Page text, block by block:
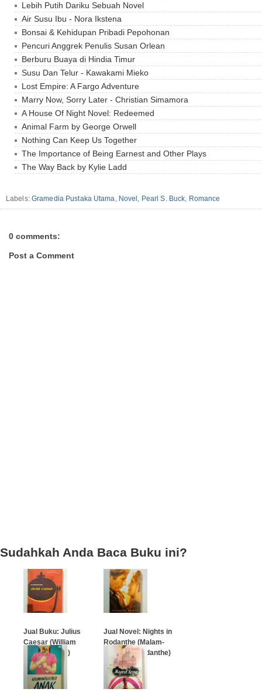
Lebih Putih Dariku Sebuah Novel
Air Susu Ibu - Nora Ikstena
Bonsai & Kehidupan Pribadi Pepohonan
Pencuri Anggrek Penulis Susan Orlean
Berburu Buaya di Hindia Timur
Susu Dan Telur - Kawakami Mieko
Lost Empire: A Fargo Adventure
Marry Now, Sorry Later - Christian Simamora
A House Of Night Novel: Redeemed
Animal Farm by George Orwell
Nothing Can Keep Us Together
The Importance of Being Earnest and Other Plays
The Way Back by Kylie Ladd
Labels: Gramedia Pustaka Utama, Novel , Pearl S. Buck, Romance
0 comments:
Post a Comment
Sudahkah Anda Baca Buku ini?
Jual Buku: Julius
Caesar (William
Shakespeare)
…
Jual Novel: Nights in
Rodanthe (Malam-
Malam Di Rodanthe)
…